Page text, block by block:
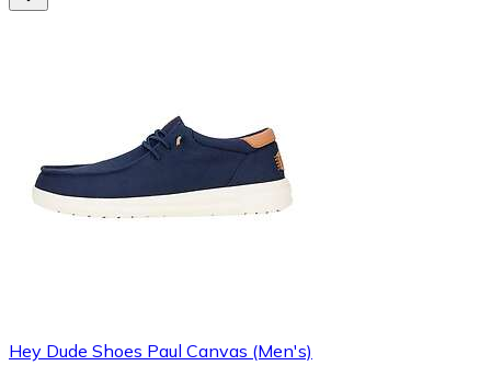
Hey Dude Shoes Paul Canvas (Men's)